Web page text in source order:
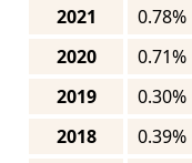
2021
0.78%
2020
0.71%
2019
0.30%
2018
0.39%